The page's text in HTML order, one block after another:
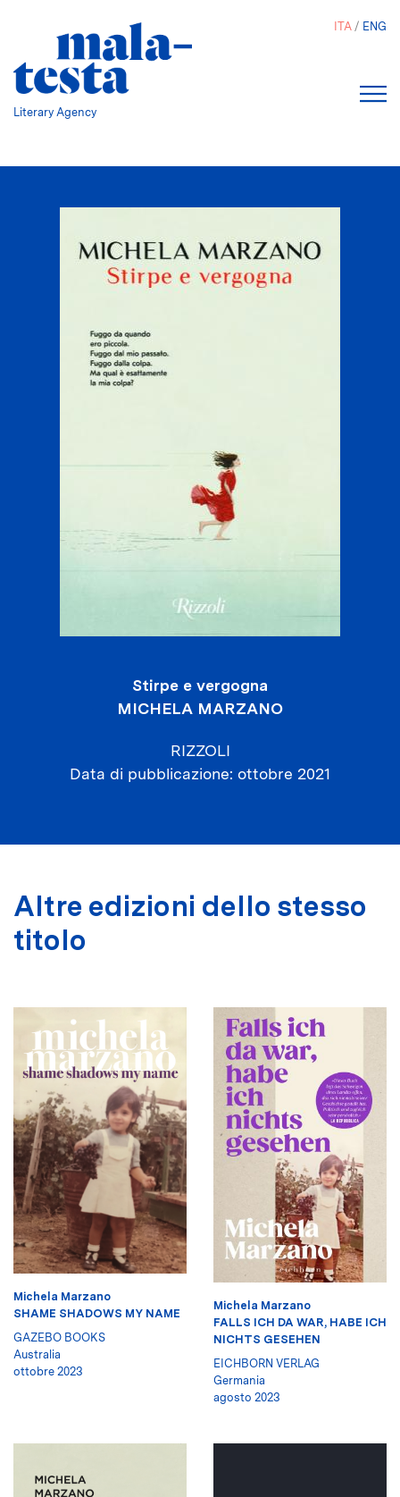
Literary Agency
ITA ENG
Stirpe e vergogna
MICHELA MARZANO
RIZZOLI
Data di pubblicazione ottobre 2021
Altre edizioni dello stesso
titolo
Michela Marzano
SHAME SHADOWS MY NAME
GAZEBO BOOKS
Australia
ottobre 2023
Michela Marzano
FALLS ICH DA WAR, HABE ICH
NICHTS GESEHEN
EICHBORN VERLAG
Germania
agosto 2023